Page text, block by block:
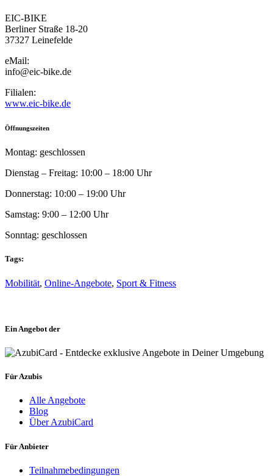
EIC-BIKE
Berliner Straße 18-20
37327 Leinefelde
eMail:
info@eic-bike.de
Filialen:
www.eic-bike.de
Öffnungszeiten
Montag: geschlossen
Dienstag – Freitag: 10:00 – 18:00 Uhr
Donnerstag: 10:00 – 19:00 Uhr
Samstag: 9:00 – 12:00 Uhr
Sonntag: geschlossen
Tags:
Mobilität, Online-Angebote, Sport & Fitness
Ein Angebot der
Für Azubis
Alle Angebote
Blog
Über AzubiCard
Für Anbieter
Teilnahmebedingungen